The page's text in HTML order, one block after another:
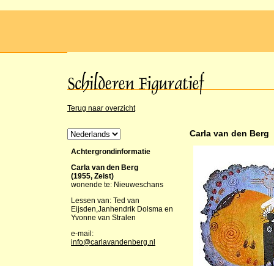
Terug naar overzicht
Achtergrondinformatie
Carla van den Berg
(1955, Zeist)
wonende te: Nieuweschans
Lessen van: Ted van
Eijsden,Janhendrik Dolsma en
Yvonne van Stralen
e-mail:
info@carlavandenberg.nl
Carla van den Berg